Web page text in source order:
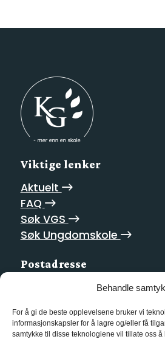
Behandle
For å gi de beste opplevelsene bruker vi
informasjonskapsler for å lagre og/eller få
samtykke til disse teknologiene vil tillate oss
Viktige lenker
Aktuelt
FAQ
Søk VGS
Søk Ungdomskole
Postadresse
Homansbakken 2
Kontakt oss